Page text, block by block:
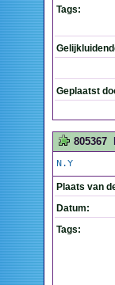
Tags:
Geplaatst
805367
N.Y
Plaats van
Datum:
Tags: